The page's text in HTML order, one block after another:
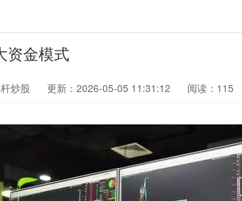
资金模式
炒股 更新：2026-05-05 11:31:12 阅读：115